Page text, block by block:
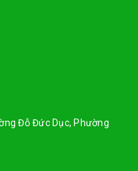
Đỗ Đức Dục, Phường